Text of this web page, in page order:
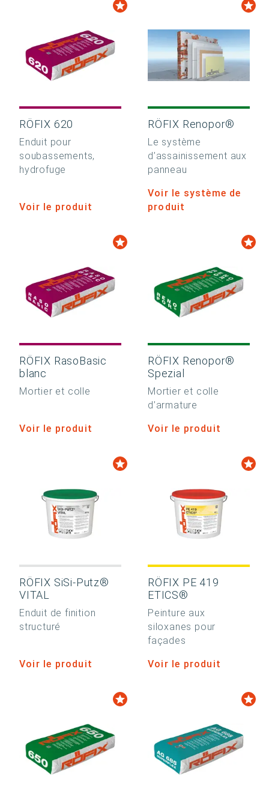
RÖFIX 620
Enduit pour
soubassements,
hydrofuge
Voir le produit
RÖFIX Renopor®
Le système
d’assainissement aux
panneau
Voir le système de
produit
RÖFIX RasoBasic
blanc
Mortier et colle
Voir le produit
RÖFIX Renopor®
Spezial
Mortier et colle
d’armature
Voir le produit
RÖFIX SiSi-Putz®
VITAL
Enduit de finition
structuré
Voir le produit
RÖFIX PE 419
ETICS®
Peinture aux
siloxanes pour
façades
Voir le produit